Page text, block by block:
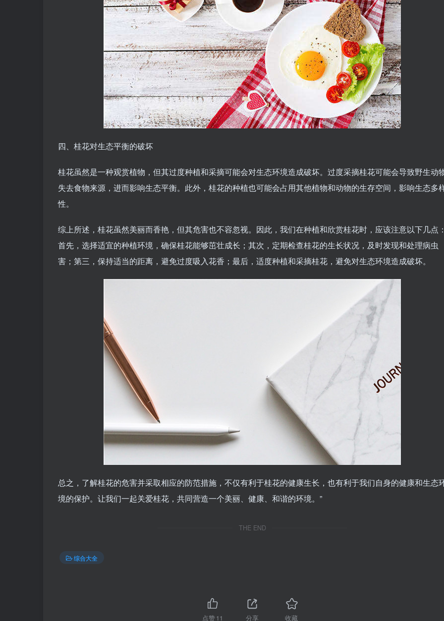
四、桂花对生态平衡的破坏
桂花虽然是一种观赏植物，但其过度种植和采摘可能会对生态环境造成破坏。过度采摘桂花可能会导致野生动
失去食物来源，进而影响生态平衡。此外，桂花的种植也可能会占用其他植物和动物的生存空间，影响生态多
性。
综上所述，桂花虽然美丽而香艳，但其危害也不容忽视。因此，我们在种植和欣赏桂花时，应该注意以下几点
首先，选择适宜的种植环境，确保桂花能够茁壮成长；其次，定期检查桂花的生长状况，及时发现和处理病虫
害；第三，保持适当的距离，避免过度吸入花香；最后，适度种植和采摘桂花，避免对生态环境造成破坏。
总之，了解桂花的危害并采取相应的防范措施，不仅有利于桂花的健康生长，也有利于我们自身的健康和生态
境的保护。让我们一起关爱桂花，共同营造一个美丽、健康、和谐的环境。”
THE END
综合大全
点赞11 分享 收藏